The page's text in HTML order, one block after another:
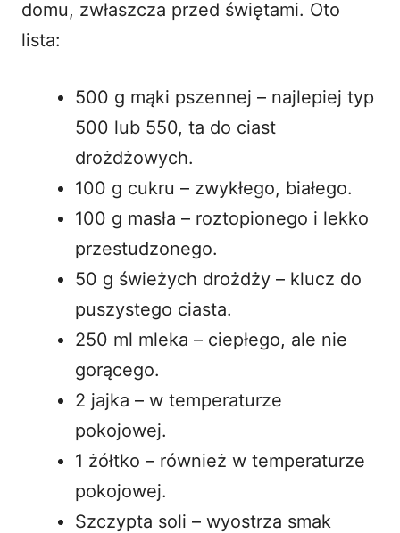
domu, zwłaszcza przed świętami. Oto
lista:
500 g mąki pszennej – najlepiej typ
500 lub 550, ta do ciast
drożdżowych.
100 g cukru – zwykłego, białego.
100 g masła – roztopionego i lekko
przestudzonego.
50 g świeżych drożdży – klucz do
puszystego ciasta.
250 ml mleka – ciepłego, ale nie
gorącego.
2 jajka – w temperaturze
pokojowej.
1 żółtko – również w temperaturze
pokojowej.
Szczypta soli – wyostrza smak